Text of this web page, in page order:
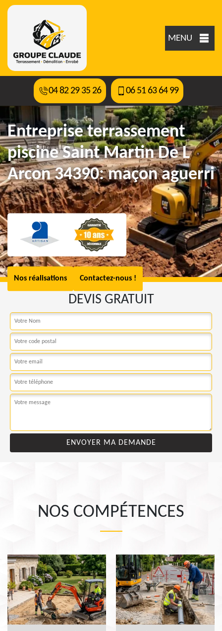
MENU
04 82 29 35 26 06 51 63 64 99
Entreprise terrassement
piscine Saint Martin De L
Arcon 34390: maçon aguerri
Nos réalisations Contactez-nous !
DEVIS GRATUIT
NOS COMPÉTENCES